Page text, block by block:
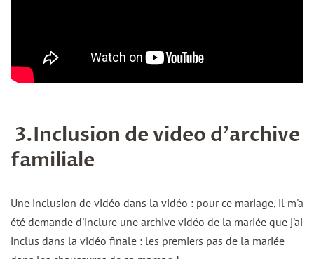
3.Inclusion de video d'archive
familiale
Une inclusion de vidéo dans la vidéo : pour ce mariage, il m'a
été demande d'inclure une archive vidéo de la mariée que j'ai
inclus dans la vidéo finale : les premiers pas de la mariée